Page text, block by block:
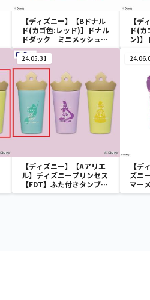
【ディズニー】【Bドナル
ド(カゴ色:レッド)】ドナル
ドダック ミニメッシュカ
ゴ
【デ
ド(カ
ン)】
24.05.31
【ディズニー】【Aアリエ
ル】ディズニープリンセス
【FDT】ふた付きタンブラ
ー
【デ
ズニ
マー
畳み